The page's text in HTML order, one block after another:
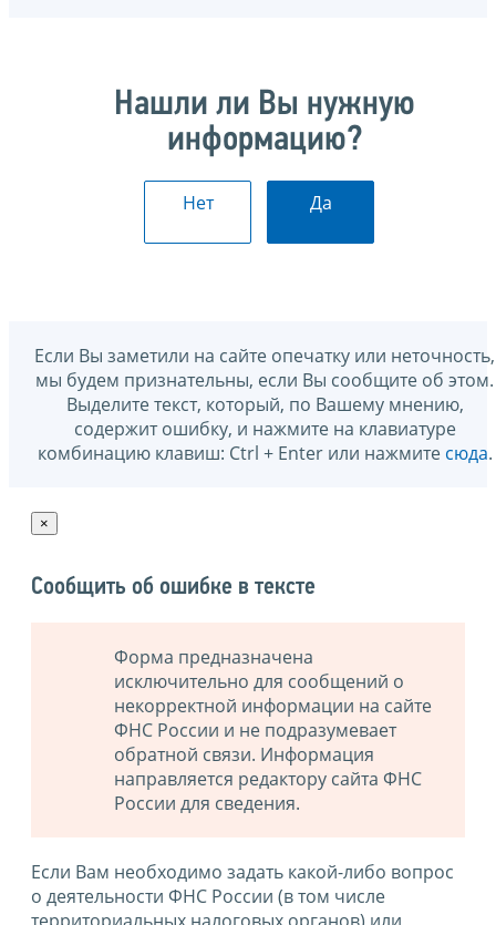
Нашли ли Вы нужную
информацию?
Нет Да
Если Вы заметили на сайте опечатку или неточность,
мы будем признательны, если Вы сообщите об этом.
Выделите текст, который, по Вашему мнению,
содержит ошибку, и нажмите на клавиатуре
комбинацию клавиш: Ctrl + Enter или нажмите сюда.
×
Сообщить об ошибке в тексте
Форма предназначена
исключительно для сообщений о
некорректной информации на сайте
ФНС России и не подразумевает
обратной связи. Информация
направляется редактору сайта ФНС
России для сведения.
Если Вам необходимо задать какой-либо вопрос
о деятельности ФНС России (в том числе